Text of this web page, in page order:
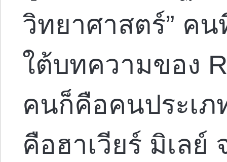
วิทยาศาสตร์” ค
ใต้บทความของ
คนก็คือคนประเ
คือฮาเวียร์ มิเล